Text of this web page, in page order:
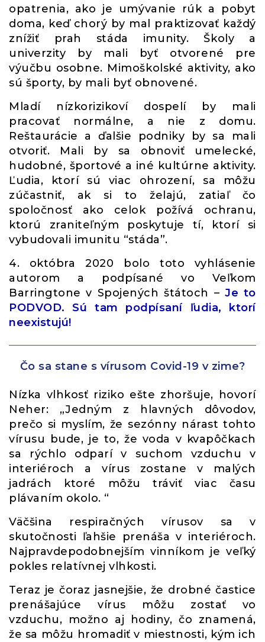
opatrenia, ako je umývanie rúk a pobyt
doma, keď chorý by mal praktizovať každý
znížiť prah stáda imunity. Školy a
univerzity by mali byť otvorené pre
výučbu osobne. Mimoškolské aktivity, ako
sú športy, by mali byť obnovené.
Mladí nízkorizikoví dospelí by mali
pracovať normálne, a nie z domu.
Reštaurácie a ďalšie podniky by sa mali
otvoriť. Mali by sa obnoviť umelecké,
hudobné, športové a iné kultúrne aktivity.
Ľudia, ktorí sú viac ohrození, sa môžu
zúčastniť, ak si to želajú, zatiaľ čo
spoločnosť ako celok požívá ochranu,
ktorú zraniteľným poskytuje tí, ktorí si
vybudovali imunitu “stáda”.
4. októbra 2020 bolo toto vyhlásenie
autorom a podpísané vo Veľkom
Barringtone v Spojených štátoch –Je to
PODVOD. Sú tam podpísaní ľudia, ktorí
neexistujú!
Čo sa stane s vírusom Covid-19 v zime?
Nízka vlhkosť riziko ešte zhoršuje, hovorí
Neher: „Jedným z hlavných dôvodov,
prečo si myslím, že sezónny nárast tohto
vírusu bude, je to, že voda v kvapôčkach
sa rýchlo odparí v suchom vzduchu v
interiéroch a vírus zostane v malých
jadrách ktoré môžu tráviť viac času
plávaním okolo. “
Väčšina respiračných vírusov sa v
skutočnosti ľahšie prenáša v interiéroch.
Najpravdepodobnejším vinníkom je veľký
pokles relatívnej vlhkosti.
Teraz je čoraz jasnejšie, že drobné častice
prenášajúce vírus môžu zostať vo
vzduchu, možno aj hodiny, čo znamená,
že sa môžu hromadiť v miestnosti, kým ich